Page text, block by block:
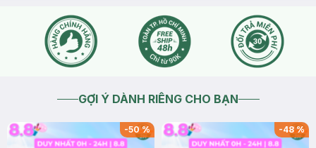
GỢI Ý DÀNH RIÊNG CHO BẠN
-50% -48%